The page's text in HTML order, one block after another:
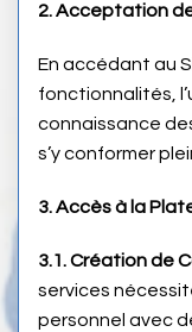
2. Acceptation
En accédant au
fonctionnalités,
connaissance
s’y conformer
3. Accès à la
3.1. Création de
services
personnel avec